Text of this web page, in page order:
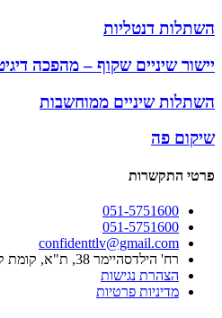
השתלות דנטליות
יישור שיניים שקוף – מהפכה
השתלות שיניים ממוחשבות
שיקום פה
פרטי התקשרות
051-5751600
051-5751600
confidenttlv@gmail.com
רח' הילדסהיימר 38, ת"א, קומת קרקע
הצהרת נגישות
מדיניות פרטיות